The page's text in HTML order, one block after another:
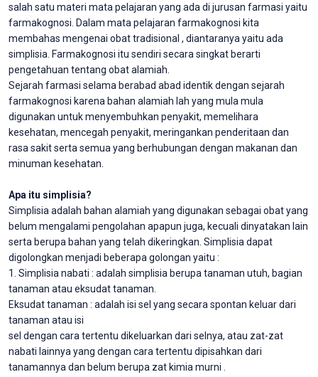
salah satu materi mata pelajaran yang ada di jurusan farmasi yaitu
farmakognosi. Dalam mata pelajaran farmakognosi kita
membahas mengenai obat tradisional , diantaranya yaitu ada
simplisia. Farmakognosi itu sendiri secara singkat berarti
pengetahuan tentang obat alamiah.
Sejarah farmasi selama berabad abad identik dengan sejarah
farmakognosi karena bahan alamiah lah yang mula mula
digunakan untuk menyembuhkan penyakit, memelihara
kesehatan, mencegah penyakit, meringankan penderitaan dan
rasa sakit serta semua yang berhubungan dengan makanan dan
minuman kesehatan.
Apa itu simplisia?
Simplisia adalah bahan alamiah yang digunakan sebagai obat yang
belum mengalami pengolahan apapun juga, kecuali dinyatakan lain
serta berupa bahan yang telah dikeringkan. Simplisia dapat
digolongkan menjadi beberapa golongan yaitu :
1. Simplisia nabati : adalah simplisia berupa tanaman utuh, bagian
tanaman atau eksudat tanaman.
Eksudat tanaman : adalah isi sel yang secara spontan keluar dari
tanaman atau isi
sel dengan cara tertentu dikeluarkan dari selnya, atau zat-zat
nabati lainnya yang dengan cara tertentu dipisahkan dari
tanamannya dan belum berupa zat kimia murni .